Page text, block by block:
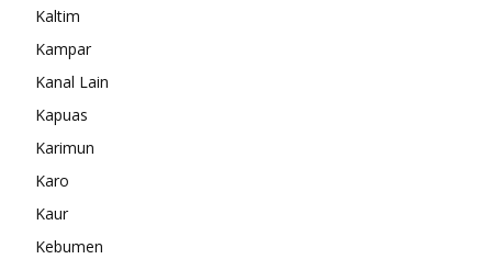
Kaltim
Kampar
Kanal Lain
Kapuas
Karimun
Karo
Kaur
Kebumen